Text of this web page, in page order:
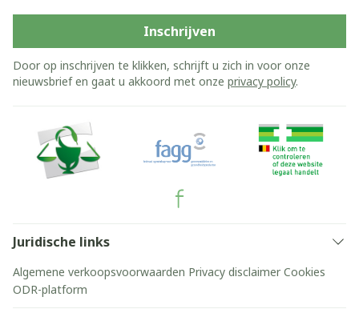
Inschrijven
Door op inschrijven te klikken, schrijft u zich in voor onze
nieuwsbrief en gaat u akkoord met onze privacy policy.
Juridische links
Algemene verkoopsvoorwaarden Privacy disclaimer Cookies
ODR-platform